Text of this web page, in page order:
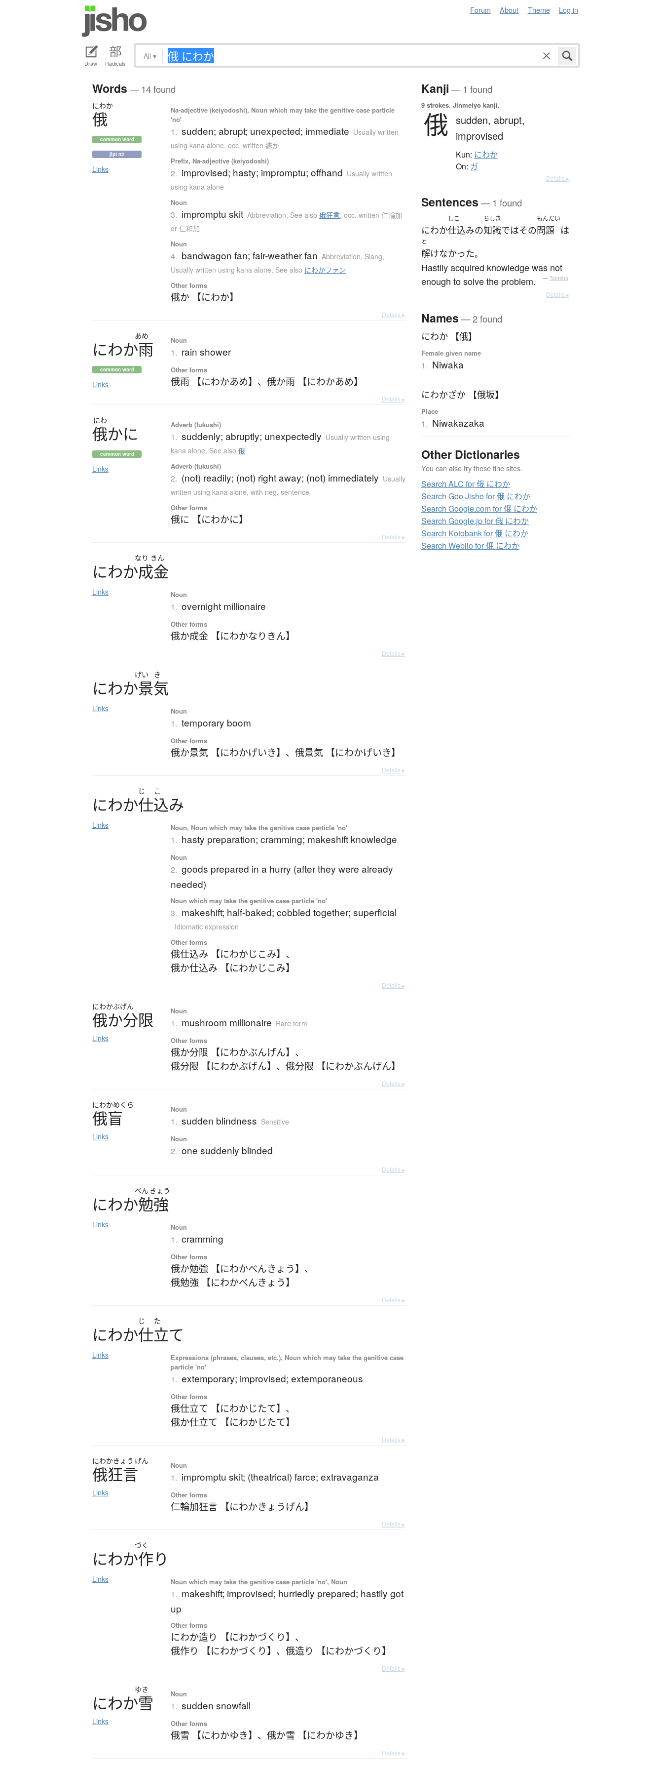
Forum About Theme Log in
Draw Radicals
All ▾
Words — 14 found
にわか
俄
common word
jlpt n2
Links
Na-adjective (keiyodoshi), Noun which may take the genitive case particle
'no'
1. sudden; abrupt; unexpected; immediate Usually written
using kana alone,occ. written 遽か
Prefix, Na-adjective (keiyodoshi)
2. improvised; hasty; impromptu; offhand Usually written
using kana alone
Noun
3. impromptu skit Abbreviation, See also俄狂言,occ. written 仁輪加
or 仁和加
Noun
4. bandwagon fan; fair-weather fan Abbreviation, Slang,
Usually written using kana alone, See also にわかファン
Other forms
俄か 【にわか】
Details ▸
あめ
にわか雨
common word
Links
Noun
1. rain shower
Other forms
俄雨 【にわかあめ】 、俄か雨 【にわかあめ】
Details ▸
にわ
俄かに
common word
Links
Adverb (fukushi)
1. suddenly; abruptly; unexpectedly Usually written using
kana alone, See also俄
Adverb (fukushi)
2. (not) readily; (not) right away; (not) immediately Usually
written using kana alone,with neg. sentence
Other forms
俄に 【にわかに】
Details ▸
なり きん
にわか成金
Links Noun
1. overnight millionaire
Other forms
俄か成金 【にわかなりきん】
Details ▸
げい き
にわか景気
Links Noun
1. temporary boom
Other forms
俄か景気 【にわかげいき】 、俄景気 【にわかげいき】
Details ▸
じ こ
にわか仕込み
Links Noun, Noun which may take the genitive case particle 'no'
1. hasty preparation; cramming; makeshift knowledge
Noun
2. goods prepared in a hurry (after they were already
needed)
Noun which may take the genitive case particle 'no'
3. makeshift; half-baked; cobbled together; superficial
Idiomatic expression
Other forms
俄仕込み 【にわかじこみ】 、
俄か仕込み 【にわかじこみ】
Details ▸
にわかぶげん
俄か分限
Links
Noun
1. mushroom millionaire Rare term
Other forms
俄か分限 【にわかぶんげん】 、
俄分限 【にわかぶげん】 、俄分限 【にわかぶんげん】
Details ▸
にわかめくら
俄盲
Links
Noun
1. sudden blindness Sensitive
Noun
2. one suddenly blinded
Details ▸
べん きょう
にわか勉強
Links Noun
1. cramming
Other forms
俄か勉強 【にわかべんきょう】 、
俄勉強 【にわかべんきょう】
Details ▸
じ た
にわか仕立て
Links
Expressions (phrases, clauses, etc.), Noun which may take the genitive case
particle 'no'
1. extemporary; improvised; extemporaneous
Other forms
俄仕立て 【にわかじたて】 、
俄か仕立て 【にわかじたて】
Details ▸
にわかきょう げん
俄狂言
Links
Noun
1. impromptu skit; (theatrical) farce; extravaganza
Other forms
仁輪加狂言 【にわかきょうげん】
Details ▸
づく
にわか作り
Links Noun which may take the genitive case particle 'no', Noun
1. makeshift; improvised; hurriedly prepared; hastily got
up
Other forms
にわか造り 【にわかづくり】 、
俄作り 【にわかづくり】 、俄造り 【にわかづくり】
Details ▸
ゆき
にわか雪
Links
Noun
1. sudden snowfall
Other forms
俄雪 【にわかゆき】 、俄か雪 【にわかゆき】
Details ▸
Kanji — 1 found
9 strokes. Jinmeiyō kanji.
俄 sudden, abrupt,
improvised
Kun: にわか
On: ガ
Details ▸
Sentences — 1 found
にわか
しこ
仕込みの
ちしき
知識ではその
もんだい
問題 は
と
解けなかった。
Hastily acquired knowledge was not
enough to solve the problem.
— Tatoeba
Details ▸
Names — 2 found
にわか 【俄】
Female given name
1. Niwaka
にわかざか 【俄坂】
Place
1. Niwakazaka
Other Dictionaries
You can also try these fine sites.
Search ALC for 俄 にわか
Search Goo Jisho for 俄 にわか
Search Google.com for 俄 にわか
Search Google.jp for 俄 にわか
Search Kotobank for 俄 にわか
Search Weblio for 俄 にわか